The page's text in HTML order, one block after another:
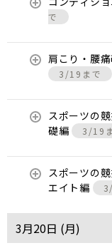
で
肩こり・腰
3/19まで
スポーツの
礎編
3/19
スポーツの
エイト編
3月20日 (月)